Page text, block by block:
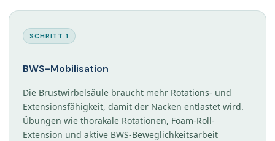
SCHRITT 1
BWS-Mobilisation
Die Brustwirbelsäule braucht mehr Rotations- und
Extensionsfähigkeit, damit der Nacken entlastet wird.
Übungen wie thorakale Rotationen, Foam-Roll-
Extension und aktive BWS-Beweglichkeitsarbeit